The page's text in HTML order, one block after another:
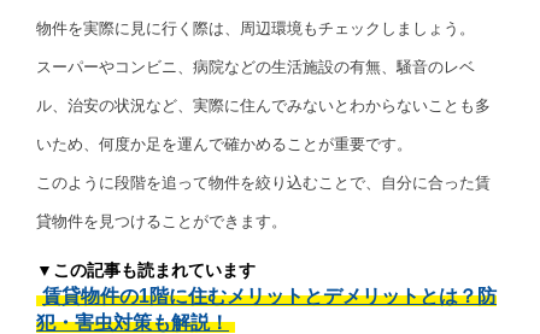
物件を実際に見に行く際は、周辺環境もチェックしましょう。
スーパーやコンビニ、病院などの生活施設の有無、騒音のレベ
ル、治安の状況など、実際に住んでみないとわからないことも多
いため、何度か足を運んで確かめることが重要です。
このように段階を追って物件を絞り込むことで、自分に合った賃
貸物件を見つけることができます。
▼この記事も読まれています
賃貸物件の1階に住むメリットとデメリットとは？防
犯・害虫対策も解説！